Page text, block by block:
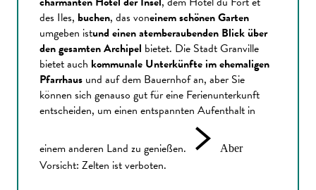
des Iles, buchen, das voneinem schönen Garten
umgeben istund einen atemberaubenden Blick über
den gesamten Archipel bietet. Die Stadt Granville
bietet auch kommunale Unterkünfte im ehemaligen
Pfarrhaus und auf dem Bauernhof an, aber Sie
können sich genauso gut für eine Ferienunterkunft
entscheiden, um einen entspannten Aufenthalt in
einem anderen Land zu genießen. Aber
Vorsicht: Zelten ist verboten.